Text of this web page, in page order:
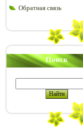
Обратная связь
Поиск